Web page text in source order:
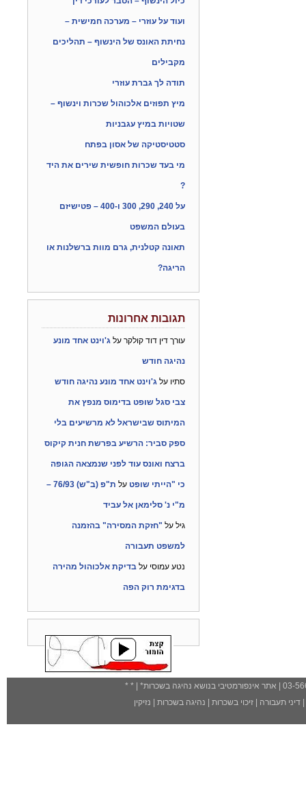
ועוד על עוזרי – מערכה חמישית –
נחיתת האונס של הינשוף – תהליכים
מקבילים
תודה לך גברת עוזרי
מיץ תפוזים אלכוהול שכרות וינשוף –
שטויות במיץ עגבניות
סטטיסטיקה של אסון בפתח
מי בעד שכרות חופשית שירים את היד
?
על 240, 290, 300 ו-400 – פטישיזם
בעולם המשפט
תאונה קטלנית, גרם מוות ברשלנות או
הריגה?
תגובות אחרונות
עורך דין דוד קולקר על ג'וינט אחד מונע
נהיגה חודש
סתיו על ג'וינט אחד מונע נהיגה חודש
צבי סגל שופט בדימוס מנפץ את
המיתוס שבישראל לא מרשיעים בלי
ספק סביר: הרשיע בפרשת חנית קיקוס
ברצח ואונס עוד לפני שנמצאה הגופה
כי "הייתי שופט על ת"פ (ב"ש) 76/93 –
מ"י נ' סלימאן אל עביד
גיל על "חזקת המסירה" בהזמנה
למשפט תעבורה
נטע עמוסי על בדיקת אלכוהול מהירה
בדגימת רוק הפה
| אתר אינפורמטיבי בנושא נהיגה בשכרות*
| *
*
דיני תעבורה זיכוי בשכרות נהיגה בשכרות נזיקין